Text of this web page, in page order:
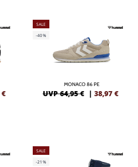
€
SALE
-40%
MONACO 86 PE
UVP 64,95 € | 38,97 €
SALE
-21%